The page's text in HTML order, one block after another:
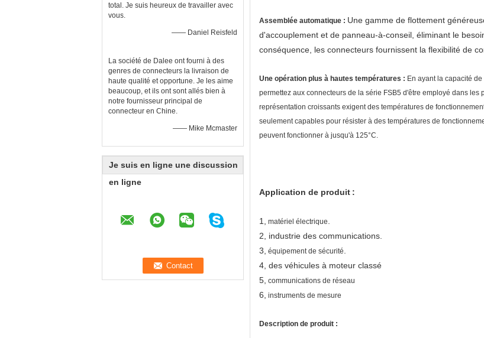
total. Je suis heureux de travailler avec
vous.
—— Daniel Reisfeld
La société de Dalee ont fourni à des
genres de connecteurs la livraison de
haute qualité et opportune. Je les aime
beaucoup, et ils ont sont allés bien à
notre fournisseur principal de
connecteur en Chine.
—— Mike Mcmaster
Je suis en ligne une discussion
en ligne
Assemblée automatique : Une gamme de flottement
d'accouplement et de panneau-à-conseil, éliminant le
conséquence, les connecteurs fournissent la flexibilité de
Une opération plus à hautes températures : En ayant la capacité
permettez aux connecteurs de la série FSB5 d'être employé dans
représentation croissants exigent des températures de
seulement capables pour résister à des températures de
peuvent fonctionner à jusqu'à 125°C.
Application de produit :
1, matériel électrique
2, industrie des communications.
3, équipement de sécurité
4, des véhicules à moteur classé
5, communications de réseau
6, instruments de mesure
Description de produit :